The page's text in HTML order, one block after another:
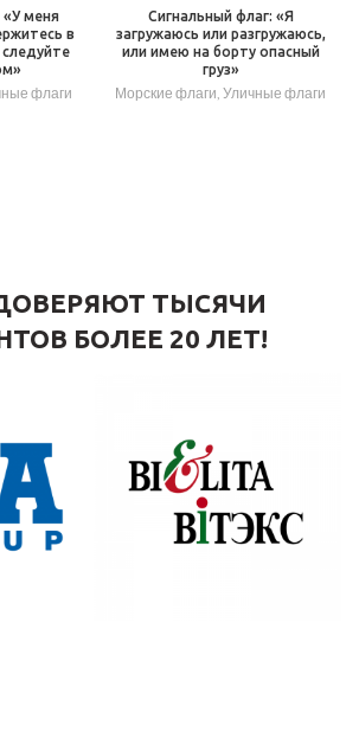
«У меня
в
флаги
Сигнальный флаг: «Я
загружаюсь или разгружаюсь,
или имею на борту опасный
груз»
Морские флаги, Уличные флаги
ТЫСЯЧИ
БОЛЕЕ 20 ЛЕТ!